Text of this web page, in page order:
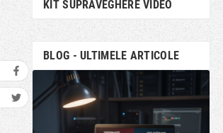
KIT SUPRAVEGHERE VIDEO
BLOG - ULTIMELE ARTICOLE